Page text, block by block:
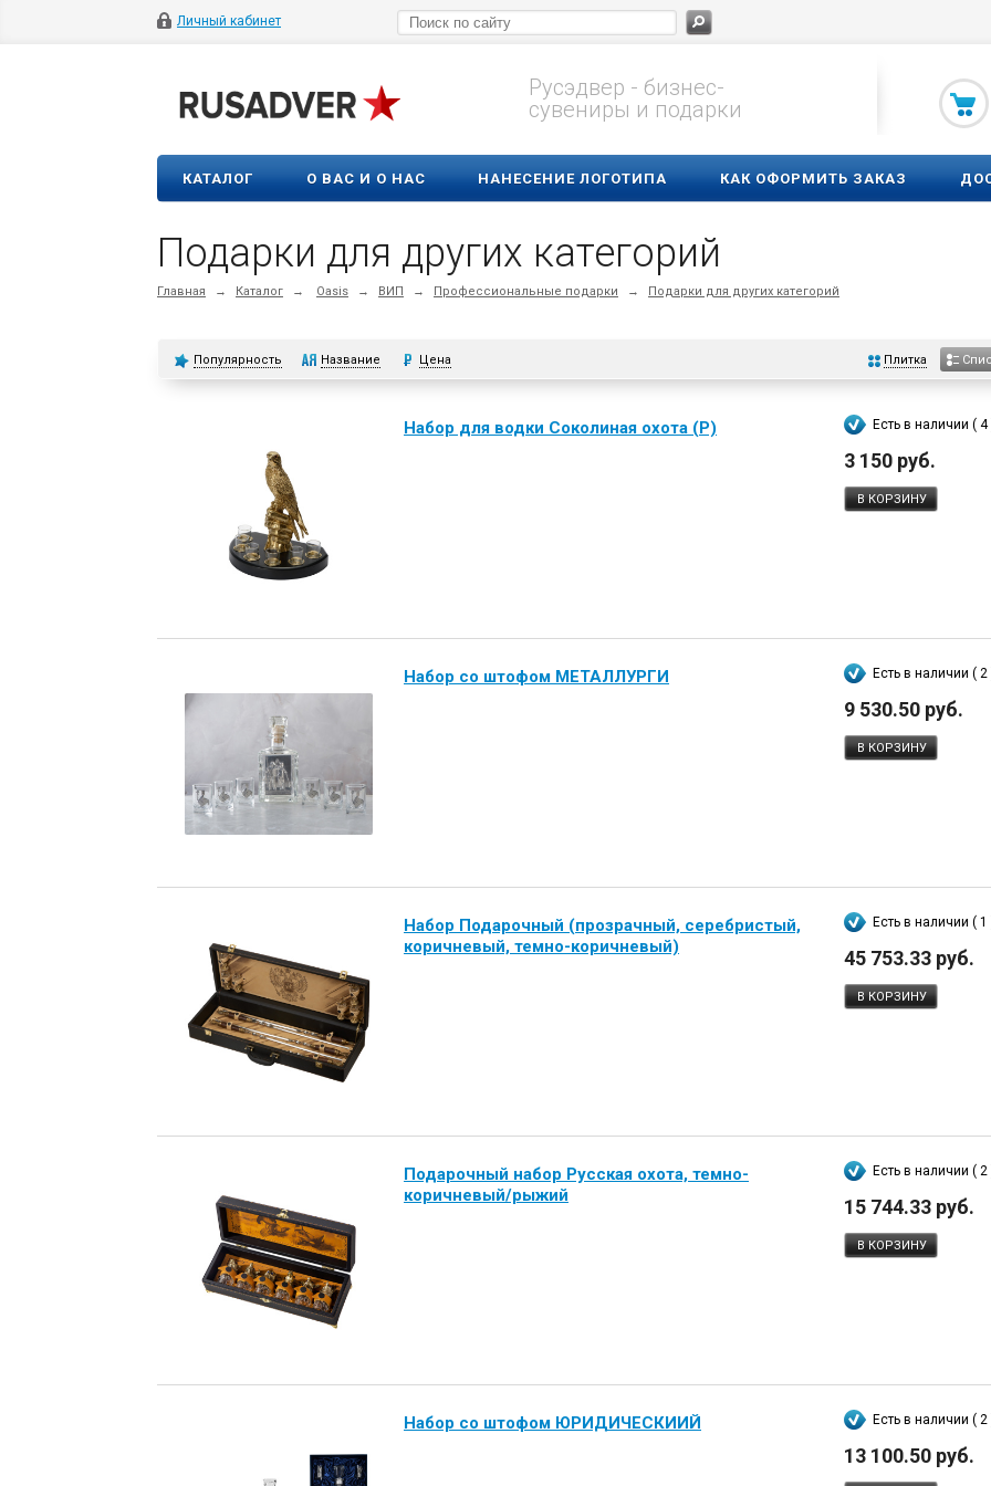
Личный кабинет
Русэдвер - бизнес-
сувениры и подарки
КАТАЛОГ О ВАС И О НАС НАНЕСЕНИЕ ЛОГОТИПА КАК ОФОРМИТЬ ЗАКАЗ
Подарки для других категорий
Главная → Каталог → Oasis → ВИП → Профессиональные подарки → Подарки для других категорий
Популярность Название Цена Плитка
Набор для водки Соколиная охота (Р) Есть в наличии ( 4
3 150 руб.
В КОРЗИНУ
Набор со штофом МЕТАЛЛУРГИ Есть в наличии ( 2
9 530.50 руб.
В КОРЗИНУ
Набор Подарочный (прозрачный, серебристый,
коричневый, темно-коричневый)
Есть в наличии ( 1
45 753.33 руб.
В КОРЗИНУ
Подарочный набор Русская охота, темно-
коричневый/рыжий
Есть в наличии ( 2
15 744.33 руб.
В КОРЗИНУ
Набор со штофом ЮРИДИЧЕСКИИЙ Есть в наличии ( 2
13 100.50 руб.